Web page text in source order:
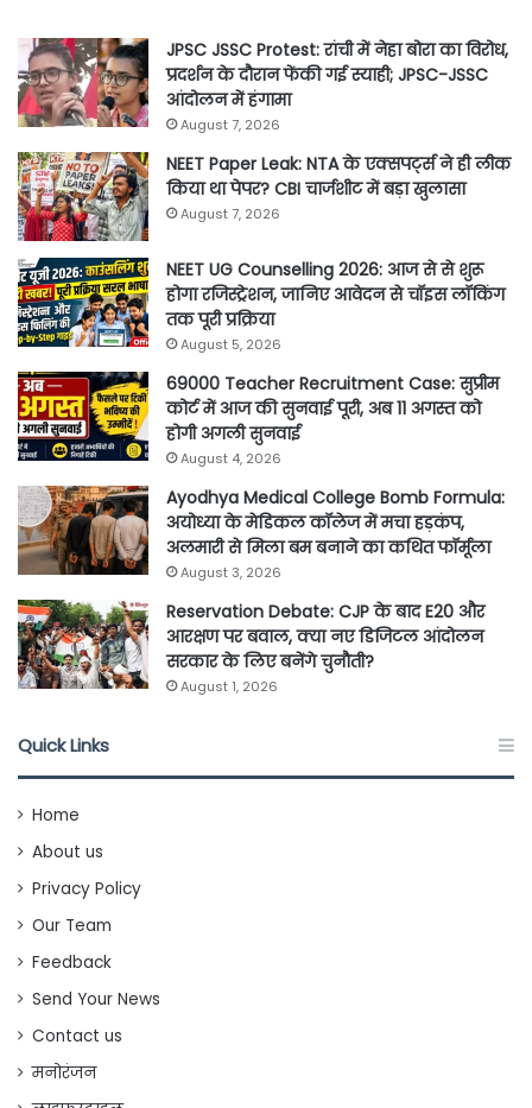
JPSC JSSC Protest: रांची में नेहा बोरा का विरोध,
प्रदर्शन के दौरान फेंकी गई स्याही; JPSC-JSSC
आंदोलन में हंगामा
August 7, 2026
NEET Paper Leak: NTA के एक्सपर्ट्स ने ही लीक
किया था पेपर? CBI चार्जशीट में बड़ा खुलासा
August 7, 2026
NEET UG Counselling 2026: आज से से शुरू
होगा रजिस्ट्रेशन, जानिए आवेदन से चॉइस लॉकिंग
तक पूरी प्रक्रिया
August 5, 2026
69000 Teacher Recruitment Case: सुप्रीम
कोर्ट में आज की सुनवाई पूरी, अब 11 अगस्त को
होगी अगली सुनवाई
August 4, 2026
Ayodhya Medical College Bomb Formula:
अयोध्या के मेडिकल कॉलेज में मचा हड़कंप,
अलमारी से मिला बम बनाने का कथित फॉर्मूला
August 3, 2026
Reservation Debate: CJP के बाद E20 और
आरक्षण पर बवाल, क्या नए डिजिटल आंदोलन
सरकार के लिए बनेंगे चुनौती?
August 1, 2026
Quick Links
Home
About us
Privacy Policy
Our Team
Feedback
Send Your News
Contact us
मनोरंजन